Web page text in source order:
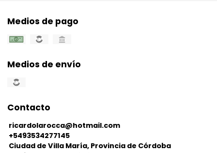
Medios de pago
Medios de envío
Contacto
ricardolarocca@hotmail.com
+5493534277145
Ciudad de Villa María, Provincia de Córdoba